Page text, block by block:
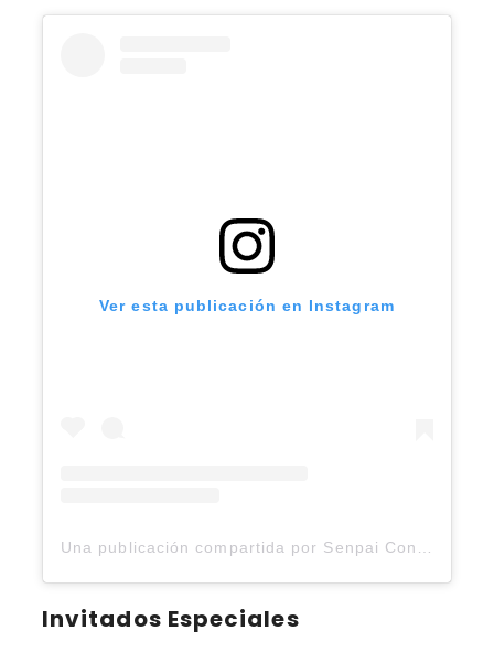
Ver esta publicación en Instagram
Una publicación compartida por Senpai Con (@senpaicon.2025)
Invitados Especiales